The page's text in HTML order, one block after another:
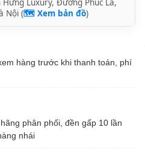
Hưng Luxury, Đường Phúc La,
Nội (🗺️ Xem bản đồ)
hàng trước khi thanh toán, phí
phân phối, đền gấp 10 lần
nhái